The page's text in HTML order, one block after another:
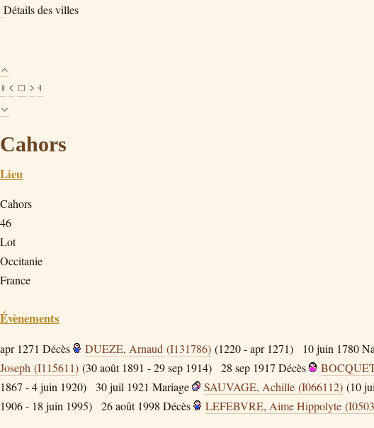
Détails des villes
Cahors
Lieu
Cahors
46
Lot
Occitanie
France
Évènements
apr 1271 Décès DUEZE, Arnaud (I131786) (1220 - apr 1271) 10 juin 1780
Joseph (I115611) (30 août 1891 - 29 sep 1914) 28 sep 1917 Décès
1867 - 4 juin 1920)
30 juil 1921 Mariage SAUVAGE, Achille (I066112) (10
1906 - 18 juin 1995)
26 août 1998 Décès LEFEBVRE, Aime Hippolyte